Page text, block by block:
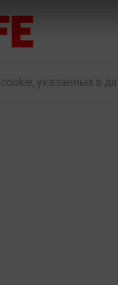
указанных в